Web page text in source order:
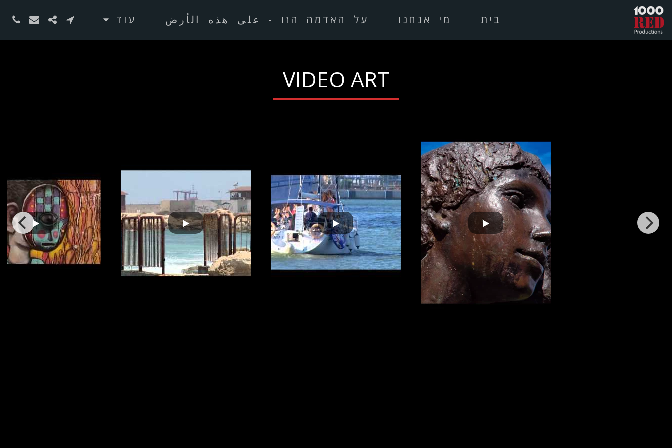
בית מי אנחנו על האדמה הזו - على هذه الأرض עוד
VIDEO ART